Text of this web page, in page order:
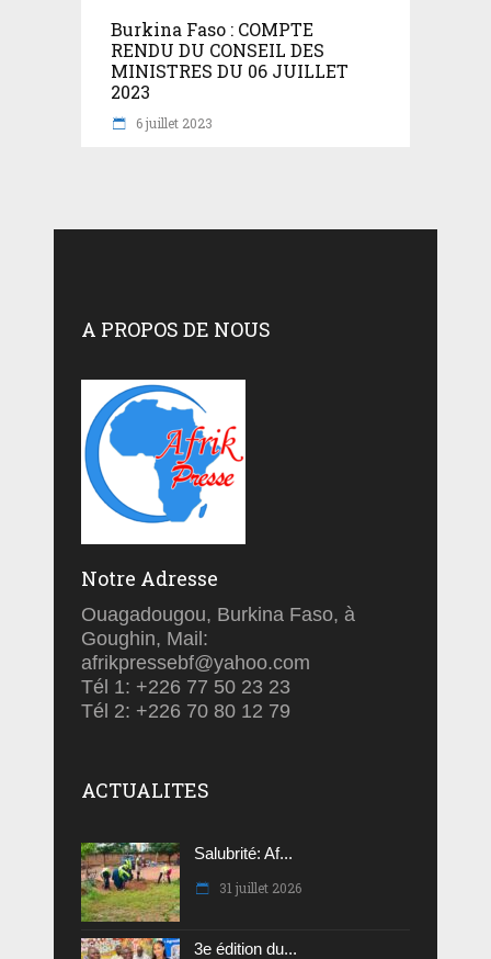
Burkina Faso : COMPTE
RENDU DU CONSEIL DES
MINISTRES DU 06 JUILLET
2023
6 juillet 2023
A PROPOS DE NOUS
Notre Adresse
Ouagadougou, Burkina Faso, à
Goughin, Mail:
afrikpressebf@yahoo.com
Tél 1: +226 77 50 23 23
Tél 2: +226 70 80 12 79
ACTUALITES
Salubrité: Af...
31 juillet 2026
3e édition du...